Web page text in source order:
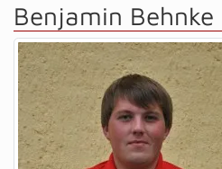
Benjamin Behnke